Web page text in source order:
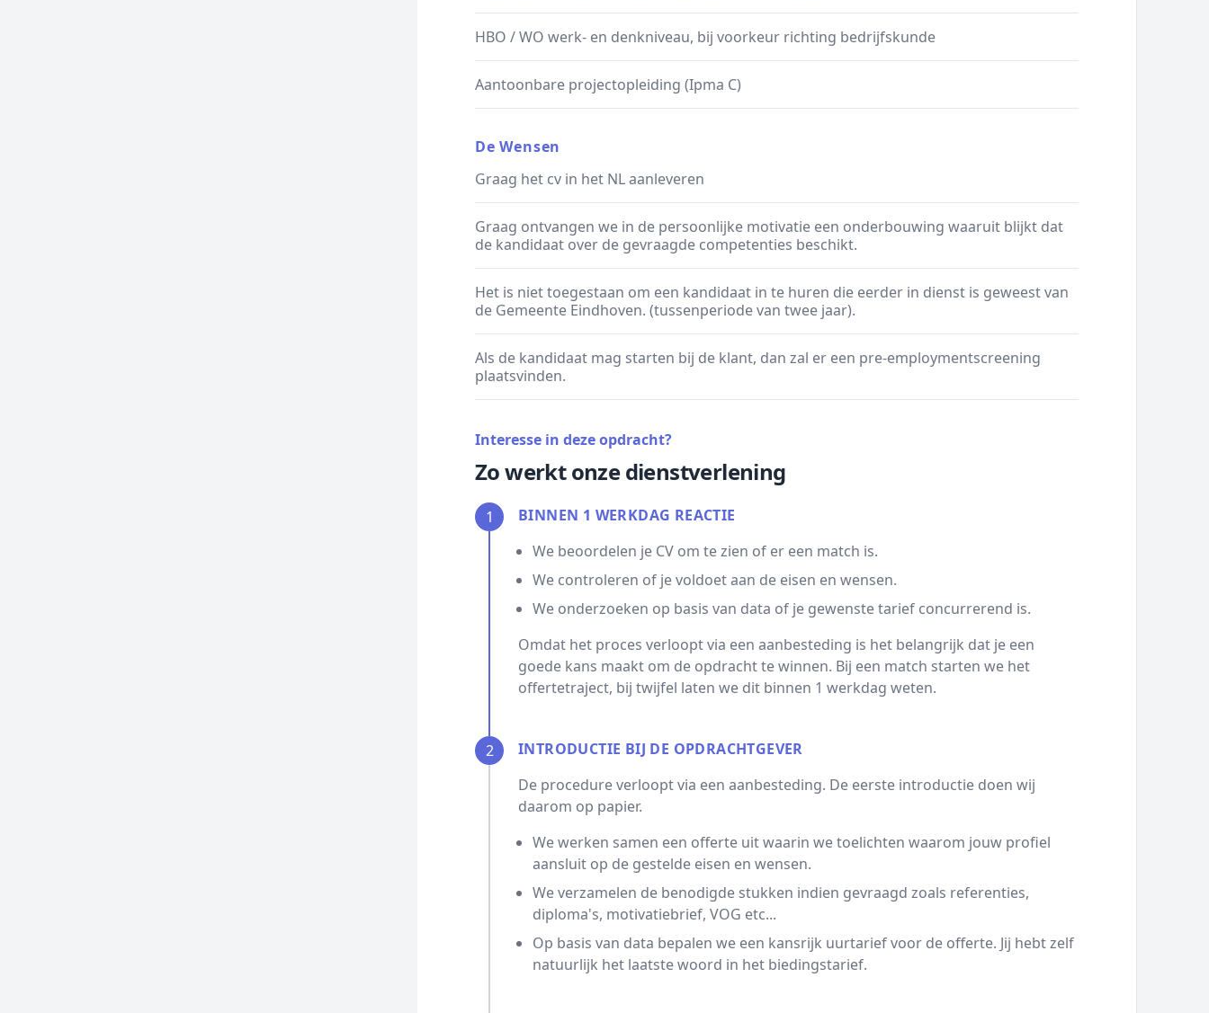
HBO / WO werk- en denkniveau, bij voorkeur richting bedrijfskunde
Aantoonbare projectopleiding (Ipma C)
De Wensen
Graag het cv in het NL aanleveren
Graag ontvangen we in de persoonlijke motivatie een onderbouwing waaruit blijkt dat
de kandidaat over de gevraagde competenties beschikt.
Het is niet toegestaan om een kandidaat in te huren die eerder in dienst is geweest van
de Gemeente Eindhoven. (tussenperiode van twee jaar).
Als de kandidaat mag starten bij de klant, dan zal er een pre-employmentscreening
plaatsvinden.
Interesse in deze opdracht?
Zo werkt onze dienstverlening
1
BINNEN 1 WERKDAG REACTIE
We beoordelen je CV om te zien of er een match is.
We controleren of je voldoet aan de eisen en wensen.
We onderzoeken op basis van data of je gewenste tarief concurrerend is.
Omdat het proces verloopt via een aanbesteding is het belangrijk dat je een
goede kans maakt om de opdracht te winnen. Bij een match starten we het
offertetraject, bij twijfel laten we dit binnen 1 werkdag weten.
2
INTRODUCTIE BIJ DE OPDRACHTGEVER
De procedure verloopt via een aanbesteding. De eerste introductie doen wij
daarom op papier.
We werken samen een offerte uit waarin we toelichten waarom jouw profiel
aansluit op de gestelde eisen en wensen.
We verzamelen de benodigde stukken indien gevraagd zoals referenties,
diploma's, motivatiebrief, VOG etc...
Op basis van data bepalen we een kansrijk uurtarief voor de offerte. Jij hebt zelf
natuurlijk het laatste woord in het biedingstarief.